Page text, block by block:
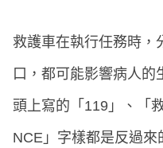
救護車在執行任務時，
口，都可能影響病人的
頭上寫的「119」、「
NCE」字樣都是反過